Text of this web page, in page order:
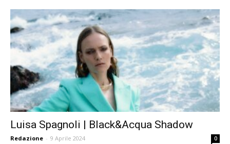
Luisa Spagnoli | Black&Acqua Shadow
Redazione - 9 Aprile 2024 0